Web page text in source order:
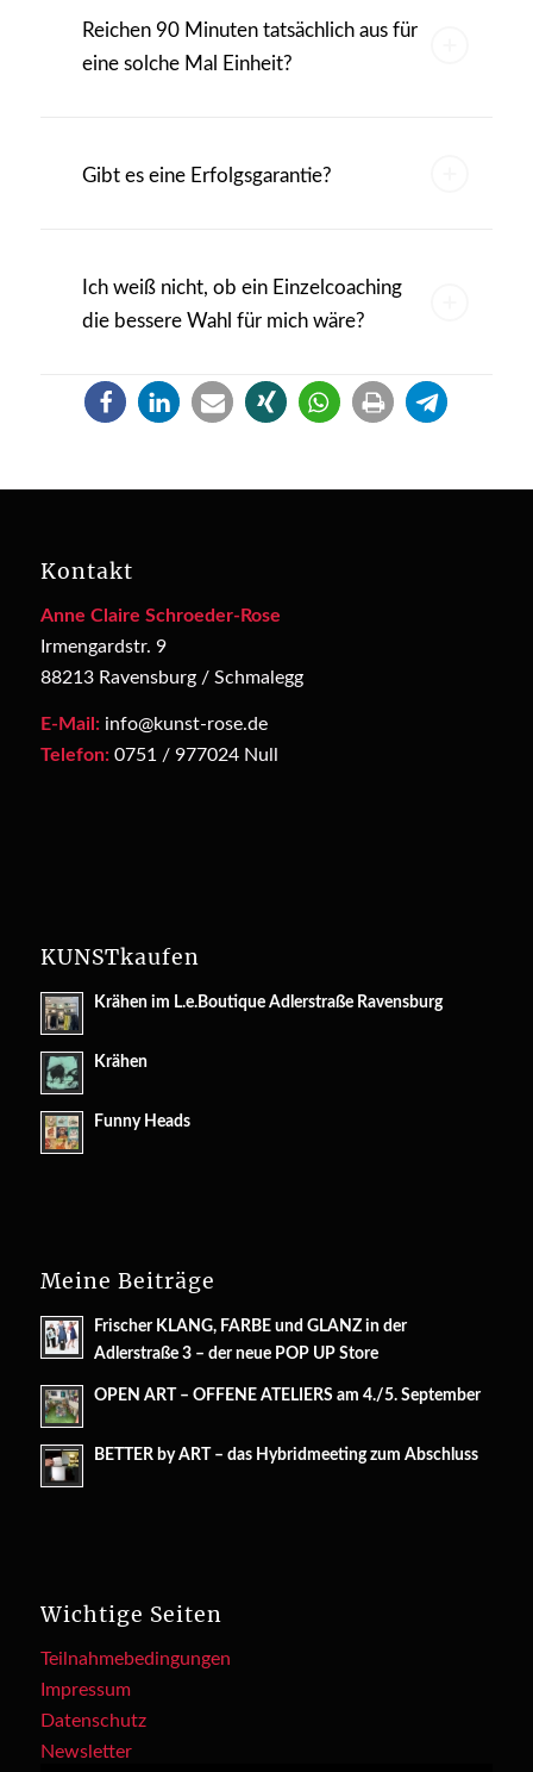
Reichen 90 Minuten tatsächlich aus für
eine solche Mal Einheit?
Gibt es eine Erfolgsgarantie?
Ich weiß nicht, ob ein Einzelcoaching
die bessere Wahl für mich wäre?
Kontakt
Anne Claire Schroeder-Rose
Irmengardstr. 9
88213 Ravensburg / Schmalegg
E-Mail:info@kunst-rose.de
Telefon:0751 / 977024 Null
KUNSTkaufen
Krähen im L.e.Boutique Adlerstraße Ravensburg
Krähen
Funny Heads
Meine Beiträge
Frischer KLANG, FARBE und GLANZ in der
Adlerstraße 3 – der neue POP UP Store
OPEN ART – OFFENE ATELIERS am 4./5. September
BETTER by ART – das Hybridmeeting zum Abschluss
Wichtige Seiten
Teilnahmebedingungen
Impressum
Datenschutz
Newsletter